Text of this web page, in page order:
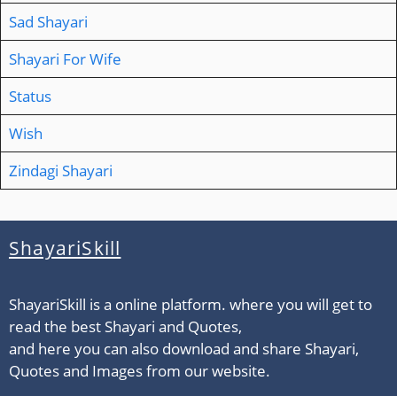
Sad Shayari
Shayari For Wife
Status
Wish
Zindagi Shayari
ShayariSkill
ShayariSkill is a online platform. where you will get to
read the best Shayari and Quotes,
and here you can also download and share Shayari,
Quotes and Images from our website.